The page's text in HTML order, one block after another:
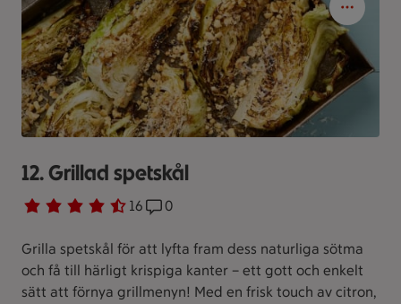
12. Grillad spetskål
Betyg 4.3 av 5. 16
16 personer har röstatReceptet har 0 kommentarer
0
Grilla spetskål för att lyfta fram dess naturliga sötma
och få till härligt krispiga kanter – ett gott och enkelt
sätt att förnya grillmenyn! Med en frisk touch av citron,